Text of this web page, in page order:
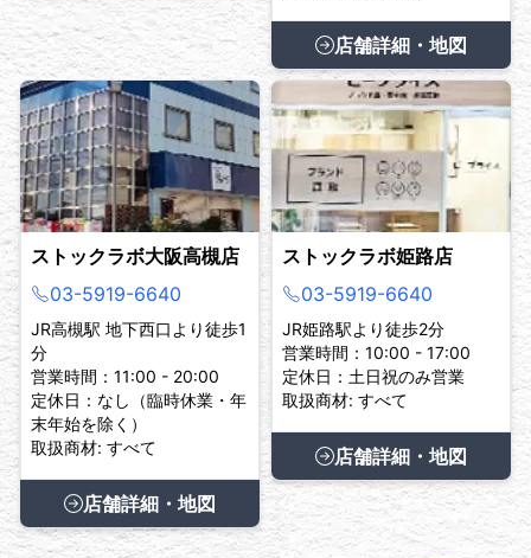
店舗詳細・地図
ストックラボ大阪高槻店
03-5919-6640
JR高槻駅 地下西口より徒歩1
分
営業時間：11:00 - 20:00
定休日：なし（臨時休業・年
末年始を除く）
取扱商材: すべて
店舗詳細・地図
ストックラボ姫路店
03-5919-6640
JR姫路駅より徒歩2分
営業時間：10:00 - 17:00
定休日：土日祝のみ営業
取扱商材: すべて
店舗詳細・地図